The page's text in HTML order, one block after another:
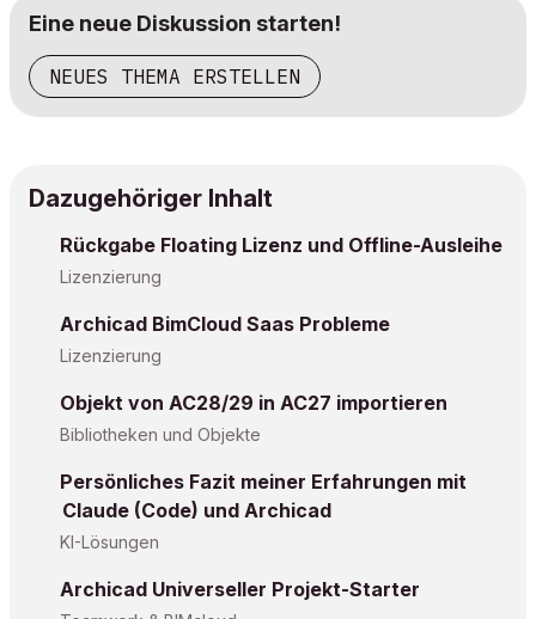
Eine neue Diskussion starten!
NEUES THEMA ERSTELLEN
Dazugehöriger Inhalt
Rückgabe Floating Lizenz und Offline-Ausleihe
Lizenzierung
Archicad BimCloud Saas Probleme
Lizenzierung
Objekt von AC28/29 in AC27 importieren
Bibliotheken und Objekte
Persönliches Fazit meiner Erfahrungen mit
Claude (Code) und Archicad
KI-Lösungen
Archicad Universeller Projekt-Starter